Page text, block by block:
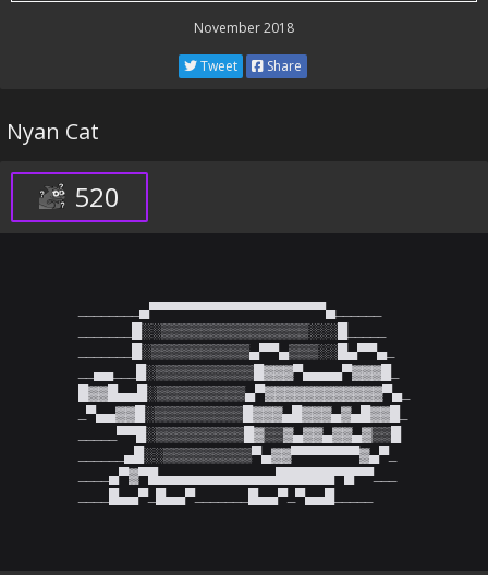
November 2018
Tweet Share
Nyan Cat
520
________▄▀▀▀▀▀▀▀▀▀▀▀▀▀▀▀▀▀▀▄______
_______█░░▒▒▒▒▒▒▒▒▒▒▒▒▒▒▒░░░█_____
_______█░▒▒▒▒▒▒▒▒▒▒▄▀▀▄▒▒▒░░█▄▀▀▄_
__▄▄___█░▒▒▒▒▒▒▒▒▒▒█▓▓▓▀▄▄▄▄▀▓▓▓█_
█▓▓█▄▄█░▒▒▒▒▒▒▒▒▒▄▀▓▓▓▓▓▓▓▓▓▓▓▓▀▄_
_▀▄▄▓▓█░▒▒▒▒▒▒▒▒▒█▓▓▓▄█▓▓▓▄▓▄█▓▓█_
_____▀▀█░▒▒▒▒▒▒▒▒▒█▓▒▒▓▄▓▓▄▓▓▄▓▒▒█
______▄█░░▒▒▒▒▒▒▒▒▒▀▄▓▓▀▀▀▀▀▀▀▓▄▀_
____▄▀▓▀█▄▄▄▄▄▄▄▄▄▄▄▄██████▀█▀▀___
____█▄▄▀_█▄▄▀_______█▄▄▀_▀▄▄█_____